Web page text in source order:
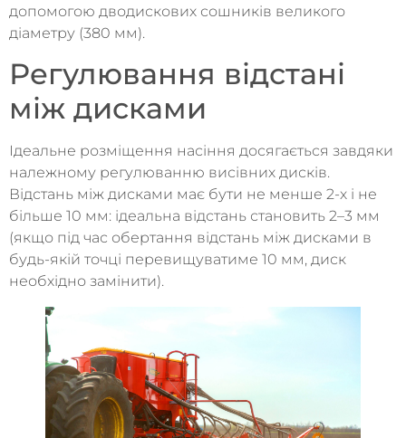
допомогою дводискових сошників великого
діаметру (380 мм).
Регулювання відстані
між дисками
Ідеальне розміщення насіння досягається завдяки
належному регулюванню висівних дисків.
Відстань між дисками має бути не менше 2-х і не
більше 10 мм: ідеальна відстань становить 2–3 мм
(якщо під час обертання відстань між дисками в
будь-якій точці перевищуватиме 10 мм, диск
необхідно замінити).